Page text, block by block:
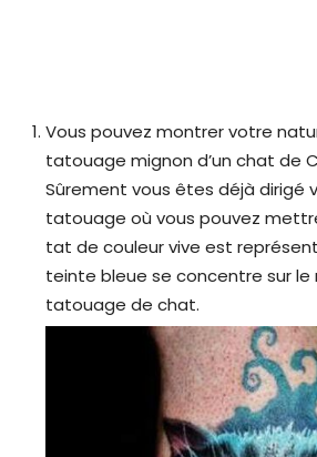
Vous pouvez montrer votre
tatouage mignon d’un chat de
Sûrement vous êtes déjà dirigé
tatouage où vous pouvez
tat de couleur vive est
teinte bleue se concentre sur
tatouage de chat.